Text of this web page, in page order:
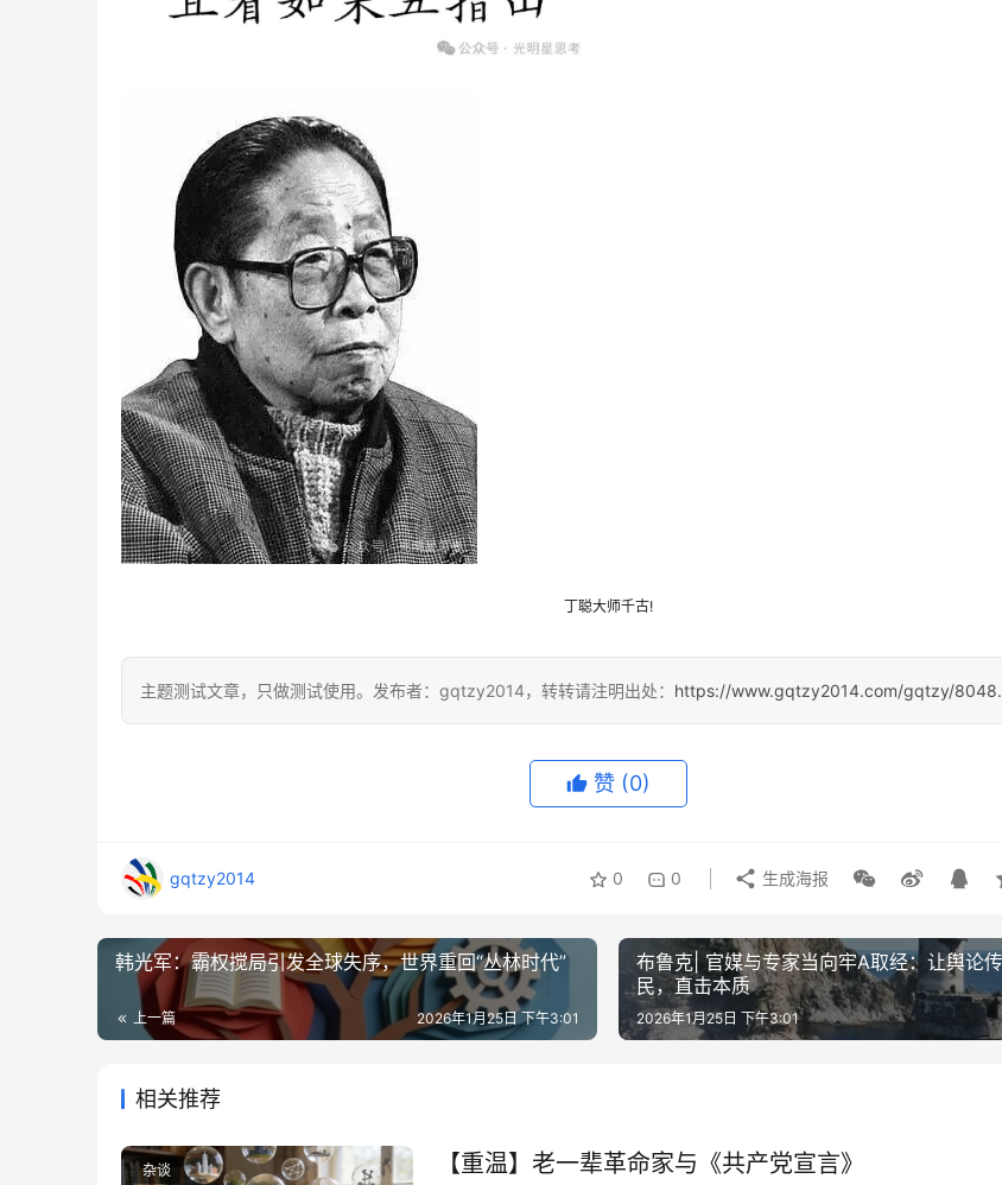
丁聪大师千古!
主题测试文章，只做测试使用。发布者：gqtzy2014，转转请注明出处： https://www.gqtzy2014.com/gqtzy/
赞 (0)
gqtzy2014 0 0 生成海报
韩光军：霸权搅局引发全球失序，世界重回“丛林时代”
上一篇 2026年1月25日 下午3:01
布鲁克| 官媒与专家当向牢A取经：让舆论
民，直击本质
2026年1月25日 下午3:01
相关推荐
杂谈 【重温】老一辈革命家与《共产党宣言》